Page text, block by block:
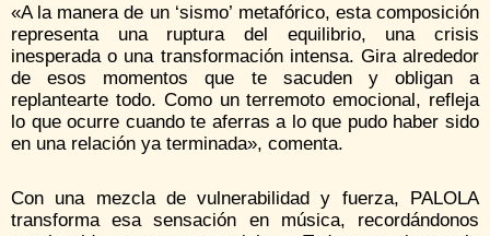
«A la manera de un ‘sismo’ metafórico, esta composición
representa una ruptura del equilibrio, una crisis
inesperada o una transformación intensa. Gira alrededor
de esos momentos que te sacuden y obligan a
replantearte todo. Como un terremoto emocional, refleja
lo que ocurre cuando te aferras a lo que pudo haber sido
en una relación ya terminada», comenta.
Con una mezcla de vulnerabilidad y fuerza, PALOLA
transforma esa sensación en música, recordándonos